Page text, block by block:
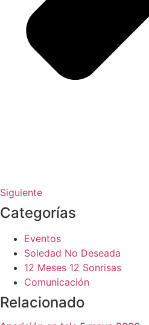
Siguiente
Categorías
Eventos
Soledad No Deseada
12 Meses 12 Sonrisas
Comunicación
Relacionado